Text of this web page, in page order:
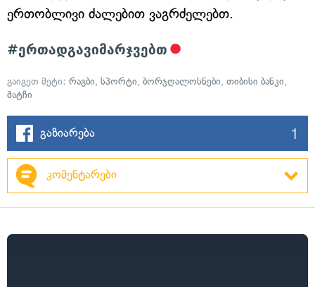
ერთობლივი ძალებით ვაგრძელებთ.
#ერთადგავიმარჯვებთ
გაიგეთ მეტი: რაგბი, სპორტი, ბორჯღალოსნები, თიბისი ბანკი,
მატჩი
გაზიარება 1
კომენტარები